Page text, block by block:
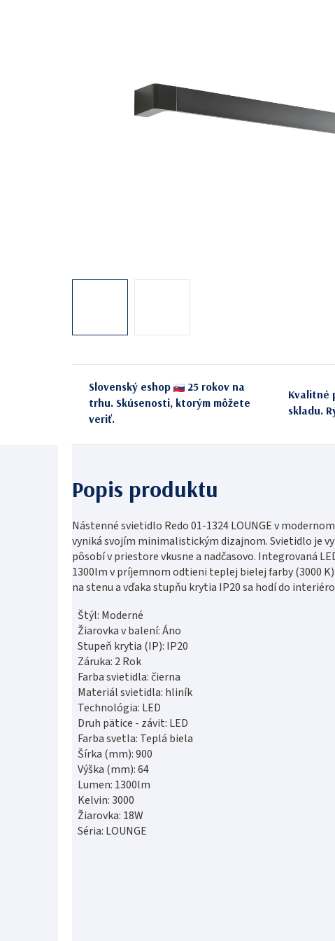
Slovenský eshop
25 rokov na
trhu. Skúsenosti, ktorým môžete
veriť.
Kvalitné
skladu.
Nástenné svietidlo Redo 01-1324 LOUNGE v
vyniká svojím minimalistickým dizajnom. Svietidlo je
pôsobí v priestore vkusne a nadčasovo. Integrovaná
1300lm v príjemnom odtieni teplej bielej farby (3000
na stenu a vďaka stupňu krytia IP20 sa hodí do
Štýl: Moderné
Žiarovka v balení: Áno
Stupeň krytia (IP): IP20
Záruka: 2 Rok
Farba svietidla: čierna
Materiál svietidla: hliník
Technológia: LED
Druh pätice - závit: LED
Farba svetla: Teplá biela
Šírka (mm): 900
Výška (mm): 64
Lumen: 1300lm
Kelvin: 3000
Žiarovka: 18W
Séria: LOUNGE